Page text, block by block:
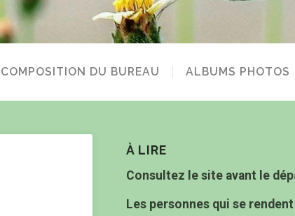
COMPOSITION DU BUREAU ALBUMS PHOTOS
À LIRE
Consultez le site avant le
Les personnes qui se